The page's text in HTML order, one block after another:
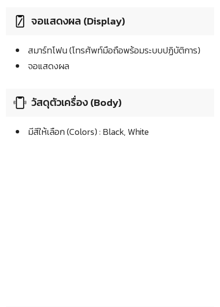
จอแสดงผล (Display)
สมาร์ทโฟน (โทรศัพท์มือถือพร้อมระบบปฏิบัติการ)
จอแสดงผล
วัสดุตัวเครื่อง (Body)
มีสีให้เลือก (Colors) : Black, White